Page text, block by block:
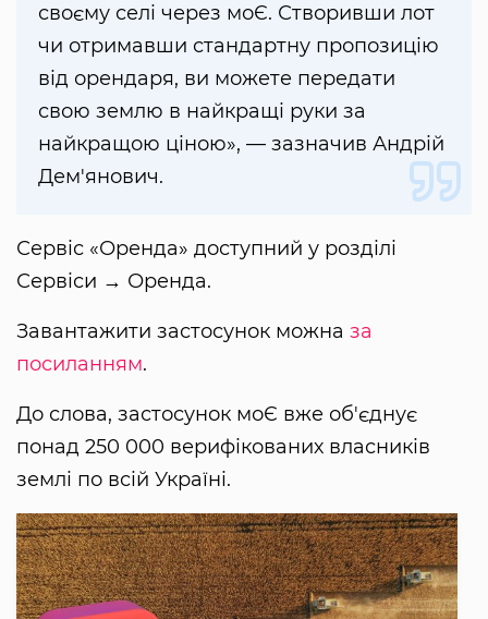
своєму селі через моЄ. Створивши лот
чи отримавши стандартну пропозицію
від орендаря, ви можете передати
свою землю в найкращі руки за
найкращою ціною», — зазначив Андрій
Дем'янович.
Сервіс «Оренда» доступний у розділі
Сервіси → Оренда.
Завантажити застосунок можна за
посиланням.
До слова, застосунок моЄ вже об'єднує
понад 250 000 верифікованих власників
землі по всій Україні.